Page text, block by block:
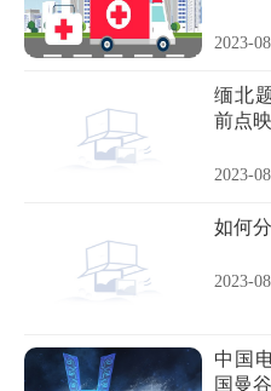
2023-
缅北
前点
2023-
如何
2023-
中国
国曼